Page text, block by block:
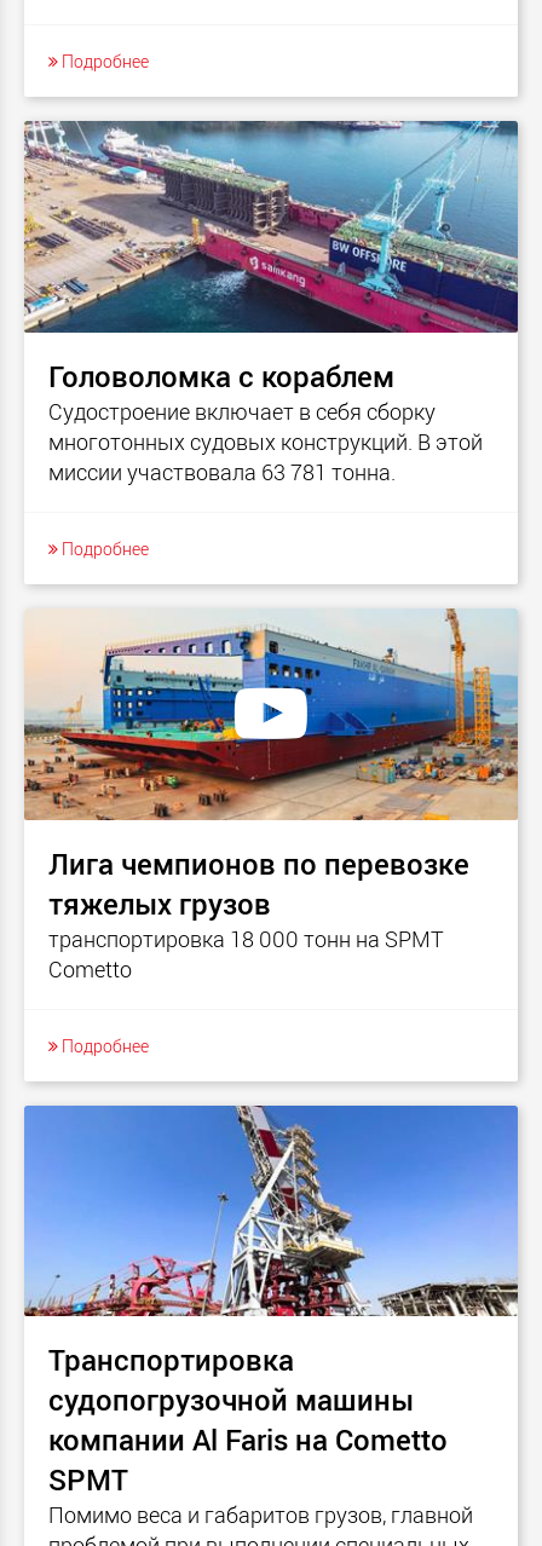
Подробнее
Головоломка с кораблем
Судостроение включает в себя сборку
многотонных судовых конструкций. В этой
миссии участвовала 63 781 тонна.
Подробнее
Лига чемпионов по перевозке
тяжелых грузов
транспортировка 18 000 тонн на SPMT
Cometto
Подробнее
Транспортировка
судопогрузочной машины
компании Al Faris на Cometto
SPMT
Помимо веса и габаритов грузов, главной